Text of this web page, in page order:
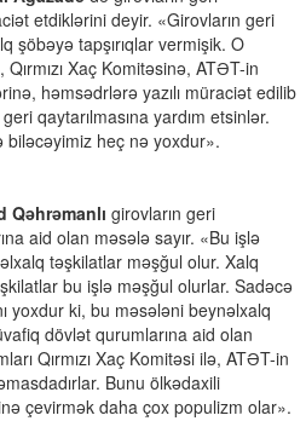
etdiklərini deyir. «Girovların geri
şöbəyə tapşırıqlar vermişik. O
Xaç Komitəsinə, ATƏT-in
həmsədrlərə yazılı müraciət edilib
qaytarılmasına yardım etsinlər.
heç nə yoxdur».
Qəhrəmanlı girovların geri
aid olan məsələ sayır. «Bu işlə
təşkilatlar məşğul olur. Xalq
bu işlə məşğul olurlar. Sadəcə
yoxdur ki, bu məsələni beynəlxalq
dövlət qurumlarına aid olan
Qırmızı Xaç Komitəsi ilə, ATƏT-in
Bunu ölkədaxili
çevirmək daha çox populizm olar».